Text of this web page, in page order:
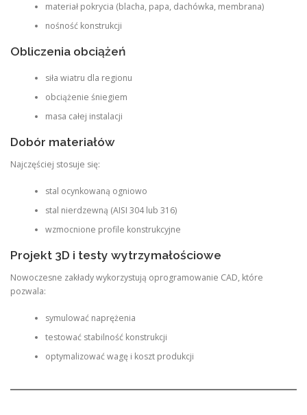
materiał pokrycia (blacha, papa, dachówka, membrana)
nośność konstrukcji
Obliczenia obciążeń
siła wiatru dla regionu
obciążenie śniegiem
masa całej instalacji
Dobór materiałów
Najczęściej stosuje się:
stal ocynkowaną ogniowo
stal nierdzewną (AISI 304 lub 316)
wzmocnione profile konstrukcyjne
Projekt 3D i testy wytrzymałościowe
Nowoczesne zakłady wykorzystują oprogramowanie CAD, które
pozwala:
symulować naprężenia
testować stabilność konstrukcji
optymalizować wagę i koszt produkcji